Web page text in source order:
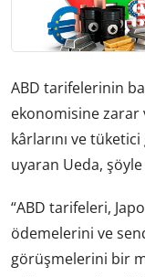
ABD tarifelerinin
ekonomisine zarar
kârlarını ve
uyaran Ueda,
“ABD tarifeleri,
ödemelerini ve
görüşmelerini bir